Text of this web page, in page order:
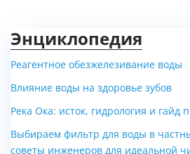
Энциклопедия
Реагентное обезжелезивание воды
Влияние воды на здоровье зубов
Река Ока: исток, гидрология и гайд
Выбираем фильтр для воды в
советы инженеров для идеальной